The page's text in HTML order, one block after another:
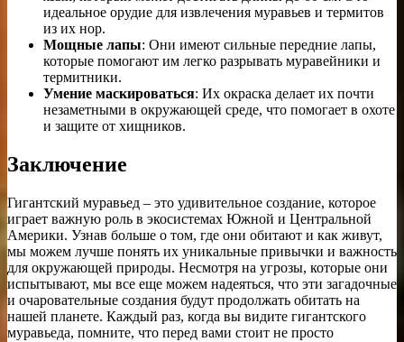
идеальное орудие для извлечения муравьев и термитов
из их нор.
Мощные лапы: Они имеют сильные передние лапы,
которые помогают им легко разрывать муравейники и
термитники.
Умение маскироваться: Их окраска делает их почти
незаметными в окружающей среде, что помогает в охоте
и защите от хищников.
Заключение
Гигантский муравьед – это удивительное создание, которое
играет важную роль в экосистемах Южной и Центральной
Америки. Узнав больше о том, где они обитают и как живут,
мы можем лучше понять их уникальные привычки и важность
для окружающей природы. Несмотря на угрозы, которые они
испытывают, мы все еще можем надеяться, что эти загадочные
и очаровательные создания будут продолжать обитать на
нашей планете. Каждый раз, когда вы видите гигантского
муравьеда, помните, что перед вами стоит не просто